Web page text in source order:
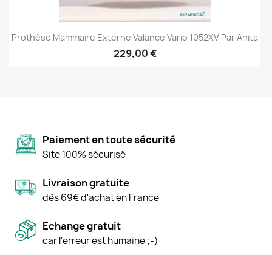
Prothèse Mammaire Externe Valance Vario 1052XV Par Anita
229,00 €
Paiement en toute sécurité
Site 100% sécurisé
Livraison gratuite
dès 69€ d'achat en France
Echange gratuit
car l'erreur est humaine ;-)